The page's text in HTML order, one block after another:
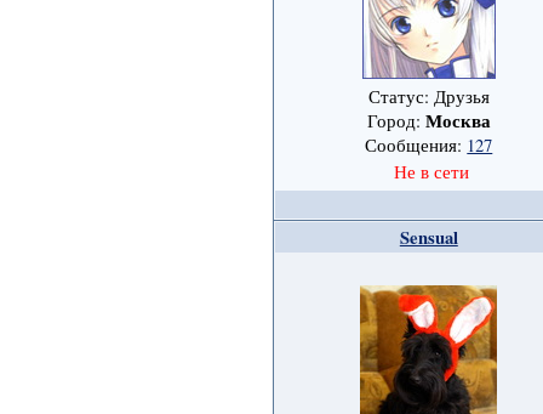
Статус: Друзья
Город: Москва
Сообщения: 127
Не в сети
Sensual